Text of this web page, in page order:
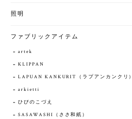
照明
ファブリックアイテム
artek
KLIPPAN
LAPUAN KANKURIT（ラプアンカンクリ）
arkietti
ひびのこづえ
SASAWASHI（ささ和紙）